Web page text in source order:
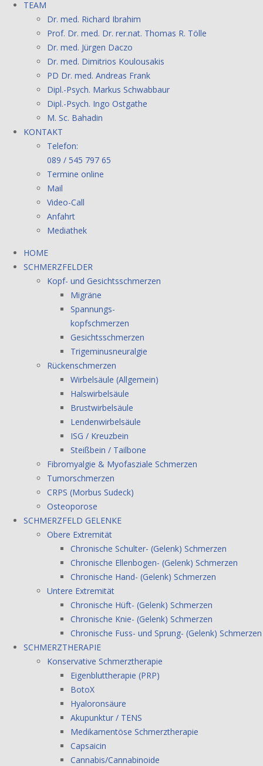
TEAM
Dr. med. Richard Ibrahim
Prof. Dr. med. Dr. rer.nat. Thomas R. Tölle
Dr. med. Jürgen Daczo
Dr. med. Dimitrios Koulousakis
PD Dr. med. Andreas Frank
Dipl.-Psych. Markus Schwabbaur
Dipl.-Psych. Ingo Ostgathe
M. Sc. Bahadin
KONTAKT
Telefon:
089 / 545 797 65
Termine online
Mail
Video-Call
Anfahrt
Mediathek
HOME
SCHMERZFELDER
Kopf- und Gesichtsschmerzen
Migräne
Spannungs-
kopfschmerzen
Gesichtsschmerzen
Trigeminusneuralgie
Rückenschmerzen
Wirbelsäule (Allgemein)
Halswirbelsäule
Brustwirbelsäule
Lendenwirbelsäule
ISG / Kreuzbein
Steißbein / Tailbone
Fibromyalgie & Myofasziale Schmerzen
Tumorschmerzen
CRPS (Morbus Sudeck)
Osteoporose
SCHMERZFELD GELENKE
Obere Extremität
Chronische Schulter- (Gelenk) Schmerzen
Chronische Ellenbogen- (Gelenk) Schmerzen
Chronische Hand- (Gelenk) Schmerzen
Untere Extremität
Chronische Hüft- (Gelenk) Schmerzen
Chronische Knie- (Gelenk) Schmerzen
Chronische Fuss- und Sprung- (Gelenk) Schmerzen
SCHMERZTHERAPIE
Konservative Schmerztherapie
Eigenbluttherapie (PRP)
BotoX
Hyaloronsäure
Akupunktur / TENS
Medikamentöse Schmerztherapie
Capsaicin
Cannabis/Cannabinoide